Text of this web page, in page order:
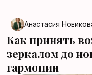
Анастасия
Как принять
зеркалом до
гармонии